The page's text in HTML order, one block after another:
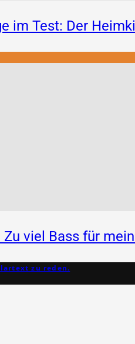
im Test: Der
viel Bass für
zu reden.